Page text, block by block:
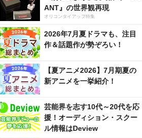
ANT』の世界観再現
オリコンタイアップ特集
2026年7月夏ドラマも、注目
作＆話題作が勢ぞろい！
【夏アニメ2026】7月期夏の
新アニメを一挙紹介！
芸能界を志す10代～20代を応
援！オーディション・スクー
ル情報はDeview